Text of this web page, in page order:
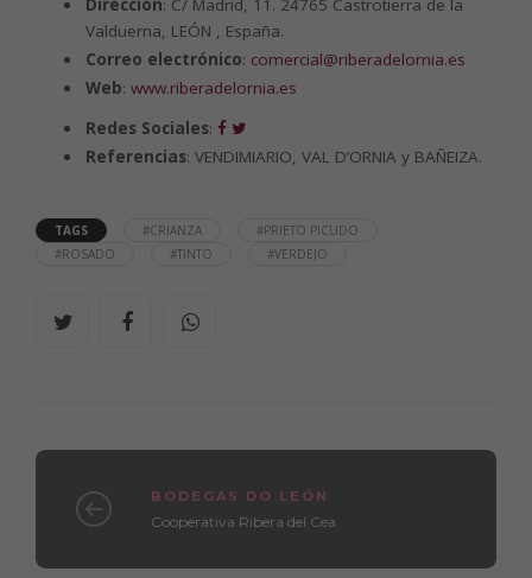
Dirección: C/ Madrid, 11. 24765 Castrotierra de la
Valduerna, LEÓN , España.
Correo electrónico: comercial@riberadelornia.es
Web: www.riberadelornia.es
Redes Sociales:
Referencias: VENDIMIARIO, VAL D’ORNIA y BAÑEIZA.
TAGS #CRIANZA
#PRIETO PICUDO
#ROSADO
#TINTO #VERDEJO
BODEGAS DO LEÓN
Cooperativa Ribera del Cea